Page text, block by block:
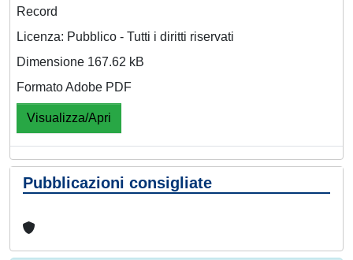
Record
Licenza: Pubblico - Tutti i diritti riservati
Dimensione 167.62 kB
Formato Adobe PDF
Visualizza/Apri
Pubblicazioni consigliate